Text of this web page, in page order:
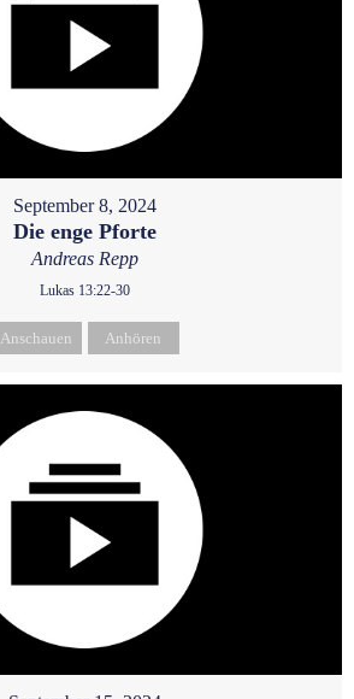
September 8, 2024
Die enge Pforte
Andreas Repp
Lukas 13:22-30
Anschauen Anhören